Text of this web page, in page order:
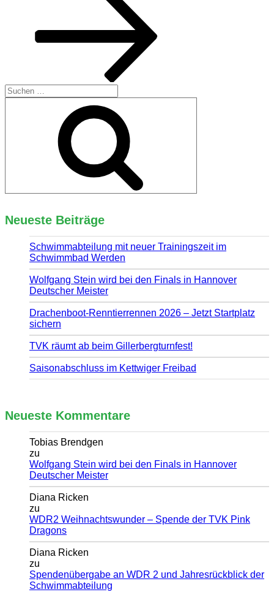
Suchen
nach:
Neueste Beiträge
Schwimmabteilung mit neuer Trainingszeit im
Schwimmbad Werden
Wolfgang Stein wird bei den Finals in Hannover
Deutscher Meister
Drachenboot-Renntierrennen 2026 – Jetzt Startplatz
sichern
TVK räumt ab beim Gillerbergturnfest!
Saisonabschluss im Kettwiger Freibad
Neueste Kommentare
Tobias Brendgen
zu
Wolfgang Stein wird bei den Finals in Hannover
Deutscher Meister
Diana Ricken
zu
WDR2 Weihnachtswunder – Spende der TVK Pink
Dragons
Diana Ricken
zu
Spendenübergabe an WDR 2 und Jahresrückblick der
Schwimmabteilung